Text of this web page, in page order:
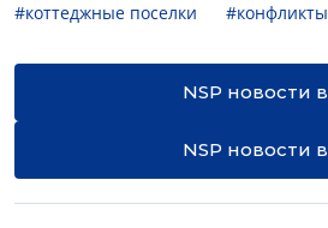
#коттеджные поселки
#конфликты
NSP новости в
NSP новости в